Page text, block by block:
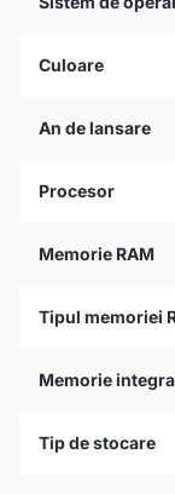
Culoare
An de lansare
Procesor
Memorie RAM
Tipul memoriei
Memorie
Tip de stocare